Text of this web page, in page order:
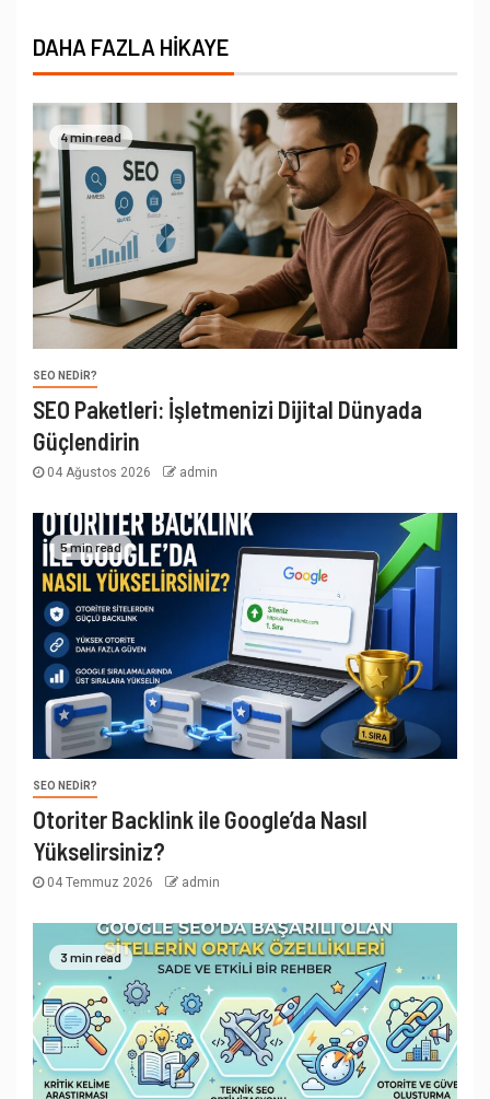
DAHA FAZLA HIKAYE
4 min read
SEO NEDIR?
SEO Paketleri: İşletmenizi Dijital Dünyada
Güçlendirin
04 Ağustos 2026 admin
5 min read
SEO NEDIR?
Otoriter Backlink ile Google’da Nasıl
Yükselirsiniz?
04 Temmuz 2026 admin
3 min read